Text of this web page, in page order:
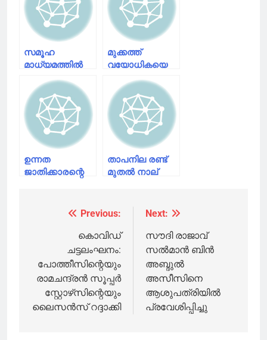
സമൂഹ
മാധ്യമത്തിൽ
അക്കൗണ്ടുകളുണ്ടാക്കി
സ്‌കൂൾ
വിദ്യാർഥിനികളെ
പീഡിപ്പിച്ച
യുവാവ്
പിടിയിൽ
മുക്കത്ത്
വയോധികയെ
പീഡിപ്പിക്കുകയും
മോഷണത്തിന്
ഇരയാക്കുകയും
ചെയ്ത
കേസിലെ പ്രതി
പിടിയിൽ
ഉന്നത
ജാതിക്കാരന്റെ
കർണാകയിൽ
ക്രൂര മർദനം
താപനില രണ്ട്
മുതൽ നാല്
ജനങ്ങൾക്ക്
അതോറിറ്റിയുടെ
ജാഗ്രത
നിർദ്ദേശം
navigation
Previous:
കൊവിഡ്
ചട്ടലംഘനം:
പോത്തീസിന്റെയും
രാമചന്ദ്രൻ സൂപ്പർ
സ്റ്റോഴ്‌സിന്റെയും
ലൈസൻസ് റദ്ദാക്കി
Next:
സൗദി രാജാവ്
സല്‍മാന്‍ ബിന്‍
അബ്ദുല്‍
അസീസിനെ
ആശുപത്രിയില്‍
പ്രവേശിപ്പിച്ചു